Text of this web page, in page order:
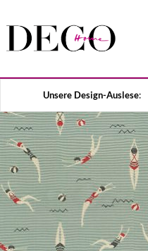
Unsere Design-Auslese: